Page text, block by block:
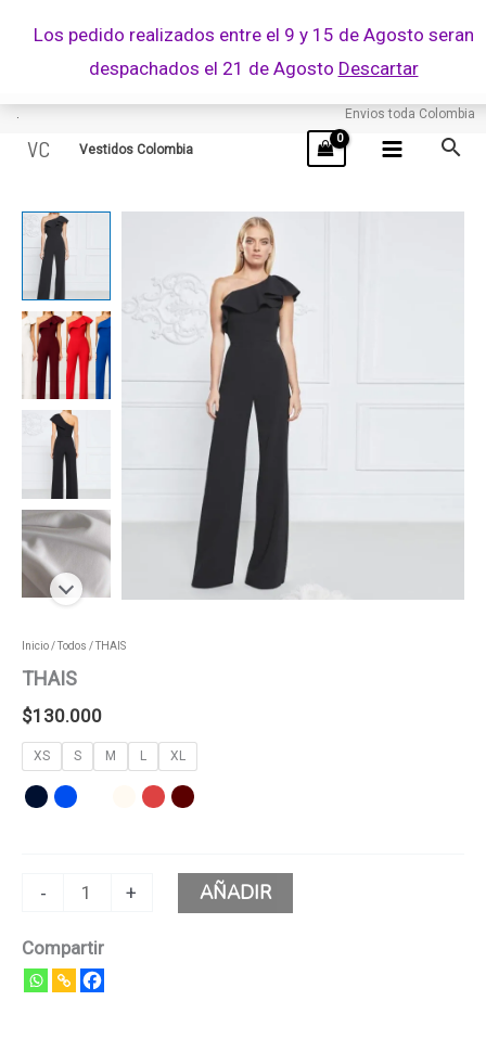
Los pedido realizados entre el 9 y 15 de Agosto seran
despachados el 21 de Agosto Descartar
. Envios toda Colombia
VC Vestidos Colombia
Inicio/Todos / THAIS
THAIS
$130.000
XS S M L XL
-
THAIS
cantidad
+ AÑADIR
Compartir